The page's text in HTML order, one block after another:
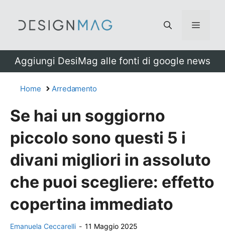
Menu
Aggiungi DesiMag alle fonti di google news
Home Arredamento
Se hai un soggiorno
piccolo sono questi 5 i
divani migliori in assoluto
che puoi scegliere: effetto
copertina immediato
Emanuela Ceccarelli - 11 Maggio 2025